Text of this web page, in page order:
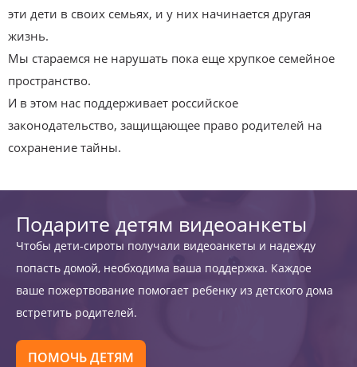
эти дети в своих семьях, и у них начинается другая
жизнь.
Мы стараемся не нарушать пока еще хрупкое семейное
пространство.
И в этом нас поддерживает российское
законодательство, защищающее право родителей на
сохранение тайны.
Подарите детям видеоанкеты
Чтобы дети-сироты получали видеоанкеты и надежду
попасть домой, необходима ваша поддержка. Каждое
ваше пожертвование помогает ребенку из детского дома
встретить родителей.
ПОМОЧЬ ДЕТЯМ